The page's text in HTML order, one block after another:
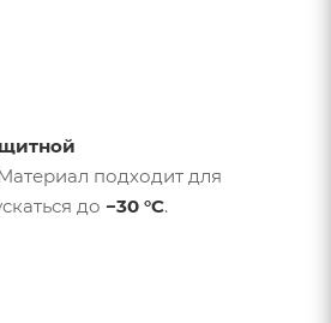
подходит для
до −30 °C.